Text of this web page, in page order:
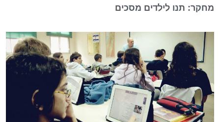
מחקר: תנו לילדים מסכים